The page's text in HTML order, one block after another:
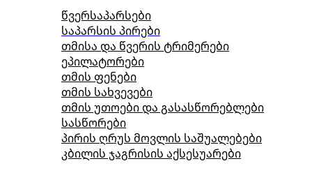
წვერსაპარსები
საპარსის პირები
თმისა და წვერის ტრიმერები
ეპილატორები
თმის ფენები
თმის სახვევები
თმის უთოები და გასასწორებლები
სასწორები
პირის ღრუს მოვლის საშუალებები
კბილის ჯაგრისის აქსესუარები